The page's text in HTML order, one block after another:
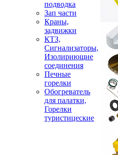
подводка
Зап части
Краны,
задвижки
КТЗ,
Сигнализаторы,
Изолириющие
соединения
Печные
горелки
Обогреватель
для палатки,
Горелки
туристицеские